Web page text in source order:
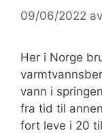
09/06/2022 av
Her i Norge
vann i
fra tid til
fort leve i 20